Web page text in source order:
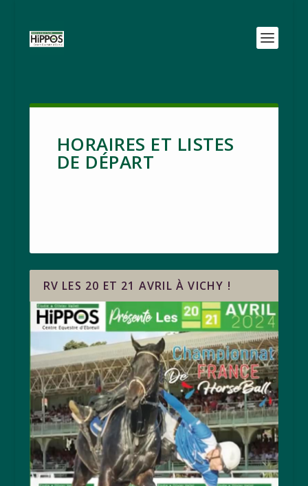
HORAIRES ET LISTES
DE DÉPART
RV LES 20 ET 21 AVRIL À VICHY !